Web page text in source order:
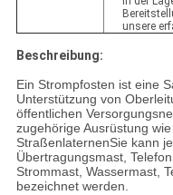
unsere
Beschreibung:
Ein Strompfosten ist eine
Unterstützung von
öffentlichen
zugehörige Ausrüstung
StraßenlaternenSie kann
Übertragungsmast,
Strommast, Wassermast,
bezeichnet werden.